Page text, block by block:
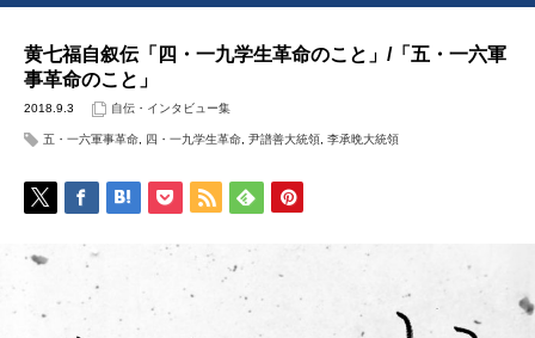
黄七福自叙伝「四・一九学生革命のこと」/「五・一六軍
事革命のこと」
2018.9.3 自伝・インタビュー集
五・一六軍事革命 四・一九学生革命 尹譜善大統領 李承晩大統領